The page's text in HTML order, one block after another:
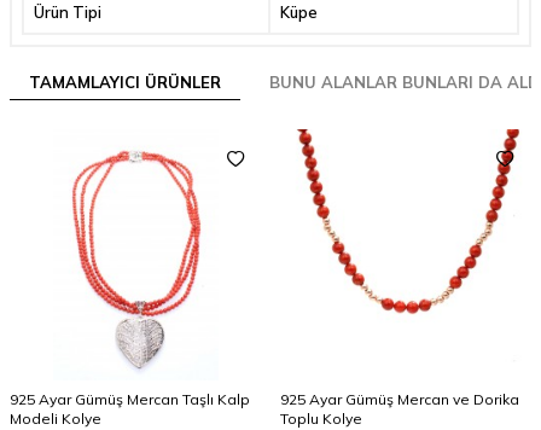
Ürün Tipi Küpe
TAMAMLAYICI ÜRÜNLER BUNU ALANLAR BUNLARI DA
925 Ayar Gümüş Mercan Taşlı Kalp
Modeli Kolye
925 Ayar Gümüş Mercan ve Dorika
Toplu Kolye